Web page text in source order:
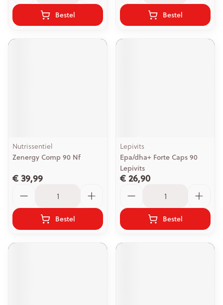
Bestel Bestel
Nutrissentiel
Zenergy Comp 90 Nf
€ 39,99
Bestel
Lepivits
Epa/dha+ Forte Caps 90
Lepivits
€ 26,90
Bestel